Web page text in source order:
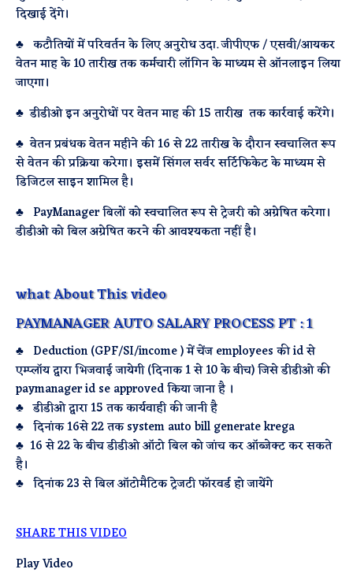
दिखाई देंगे।
♣ कटौतियों में परिवर्तन के लिए अनुरोध उदा. जीपीएफ / एसवी/आयकर
वेतन माह के 10 तारीख तक कर्मचारी लॉगिन के माध्यम से ऑनलाइन लिया
जाएगा।
♣ डीडीओ इन अनुरोधों पर वेतन माह की 15 तारीख तक कार्रवाई करेंगे।
♣ वेतन प्रबंधक वेतन महीने की 16 से 22 तारीख के दौरान स्वचालित रूप
से वेतन की प्रक्रिया करेगा। इसमें सिंगल सर्वर सर्टिफिकेट के माध्यम से
डिजिटल साइन शामिल है।
♣ PayManager बिलों को स्वचालित रूप से ट्रेजरी को अग्रेषित करेगा।
डीडीओ को बिल अग्रेषित करने की आवश्यकता नहीं है।
what About This video
PAYMANAGER AUTO SALARY PROCESS PT : 1
♣ Deduction (GPF/SI/income ) में चेंज employees की id से
एम्प्लॉय द्वारा भिजवाई जायेगी (दिनाक 1 से 10 के बीच) जिसे डीडीओ की
paymanager id se approved किया जाना है ।
♣ डीडीओ द्वारा 15 तक कार्यवाही की जानी है
♣ दिनांक 16से 22 तक system auto bill generate krega
♣ 16 से 22 के बीच डीडीओ ऑटो बिल को जांच कर ऑब्जेक्ट कर सकते
है।
♣ दिनांक 23 से बिल ऑटोमैटिक ट्रेजटी फॉरवर्ड हो जायेंगे
SHARE THIS VIDEO
Play Video